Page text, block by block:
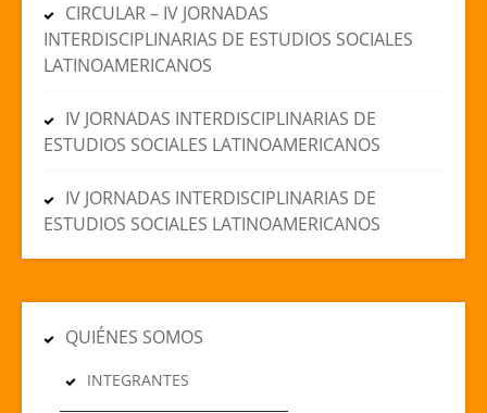
CIRCULAR – IV JORNADAS
INTERDISCIPLINARIAS DE ESTUDIOS SOCIALES
LATINOAMERICANOS
IV JORNADAS INTERDISCIPLINARIAS DE
ESTUDIOS SOCIALES LATINOAMERICANOS
IV JORNADAS INTERDISCIPLINARIAS DE
ESTUDIOS SOCIALES LATINOAMERICANOS
QUIÉNES SOMOS
INTEGRANTES